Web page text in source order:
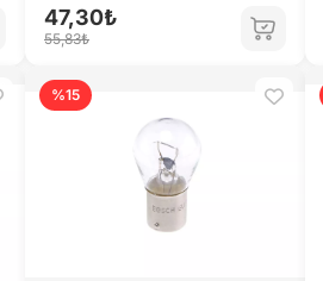
47,30₺
55,83₺
%15